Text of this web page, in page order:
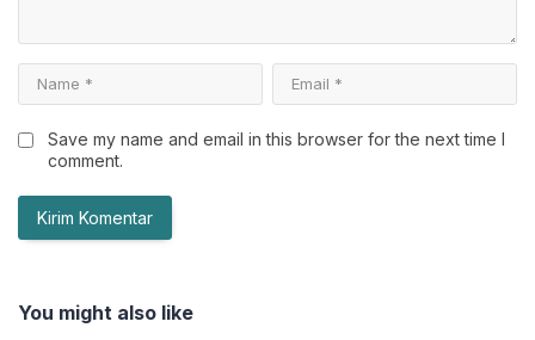
Save my name and email in this browser for the next time I
comment.
You might also like